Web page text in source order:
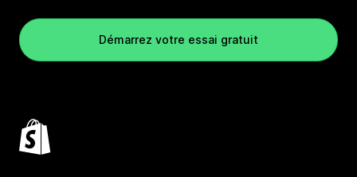
Démarrez votre essai gratuit